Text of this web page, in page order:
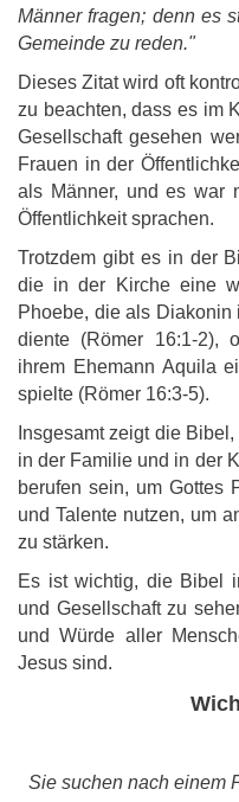
Männer fragen; denn es
Gemeinde zu reden."
Dieses Zitat wird oft
zu beachten, dass es im
Gesellschaft gesehen
Frauen in der
als Männer, und es war
Öffentlichkeit sprachen.
Trotzdem gibt es in der
die in der Kirche eine
Phoebe, die als
diente (Römer 16:1-2),
ihrem Ehemann Aquila
spielte (Römer 16:3-5).
Insgesamt zeigt die
in der Familie und in der
berufen sein, um Gottes
und Talente nutzen, um
zu stärken.
Es ist wichtig, die Bibel
und Gesellschaft zu
und Würde aller
Jesus sind.
Sie suchen nach einem